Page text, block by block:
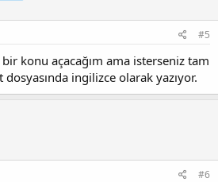
#5
konu açacağım ama isterseniz tam
ingilizce olarak yazıyor.
#6